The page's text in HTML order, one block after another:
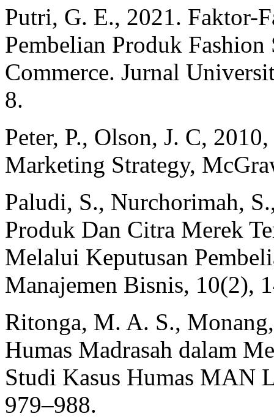
Putri, G. E., 2021. Faktor-
Pembelian Produk
Commerce. Jurnal
8.
Peter, P., Olson, J. C,
Marketing Strategy,
Paludi, S., Nurchorimah,
Produk Dan Citra Merek
Melalui Keputusan
Manajemen Bisnis, 10(2),
Ritonga, M. A. S.,
Humas Madrasah dalam
Studi Kasus Humas MAN
979–988.